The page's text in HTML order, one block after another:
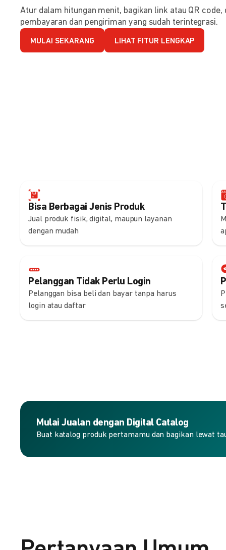
Atur dalam hitungan menit, bagikan link atau QR
pembayaran dan pengiriman yang sudah terintegrasi.
MULAI SEKARANG LIHAT FITUR LENGKAP
Bisa Berbagai Jenis Produk
Jual produk fisik, digital, maupun layanan
dengan mudah
Pelanggan Tidak Perlu Login
Pelanggan bisa beli dan bayar tanpa harus
login atau daftar
Mulai Jualan dengan Digital Catalog
Buat katalog produk pertamamu dan bagikan lewat